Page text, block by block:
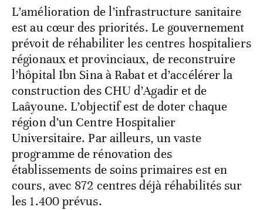
L’amélioration de l’infrastructure sanitaire
est au cœur des priorités. Le gouvernement
prévoit de réhabiliter les centres hospitaliers
régionaux et provinciaux, de reconstruire
l’hôpital Ibn Sina à Rabat et d’accélérer la
construction des CHU d’Agadir et de
Laâyoune. L’objectif est de doter chaque
région d’un Centre Hospitalier
Universitaire. Par ailleurs, un vaste
programme de rénovation des
établissements de soins primaires est en
cours, avec 872 centres déjà réhabilités sur
les 1.400 prévus.